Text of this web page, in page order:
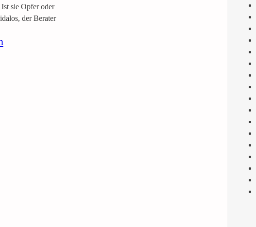
sie Opfer oder
der Berater
: